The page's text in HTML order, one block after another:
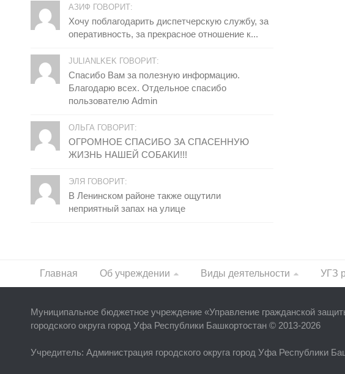
АЗИФ ГОВОРИТ:
Хочу поблагодарить диспетчерскую службу, за
оперативность, за прекрасное отношение к...
JULIANLKEK ГОВОРИТ:
Спасибо Вам за полезную информацию.
Благодарю всех. Отдельное спасибо
пользователю Admin
ОЛЬГА ГОВОРИТ:
ОГРОМНОЕ СПАСИБО ЗА СПАСЕННУЮ
ЖИЗНЬ НАШЕЙ СОБАКИ!!!
ЭЛЯ ГОВОРИТ:
В Ленинском районе также ощутили
неприятный запах на улице
Главная Об учреждении Виды деятельности УГЗ
Муниципальное бюджетное учреждение «Управление гражданской
городского округа город Уфа Республики Башкортостан © 2013-2026
Учредитель: Администрация городского округа город Уфа Республики